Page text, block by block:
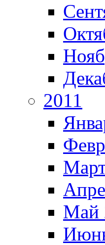
2011
Май